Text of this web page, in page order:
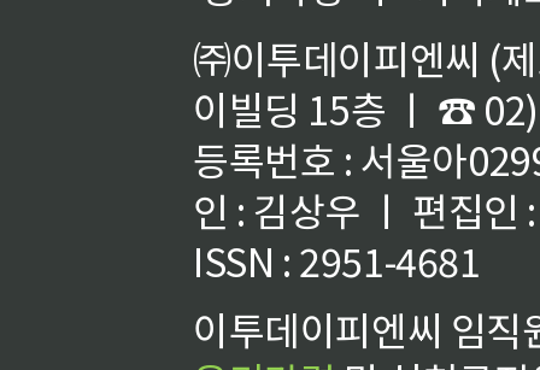
㈜이투데이피엔씨 (
이빌딩 15층 ㅣ ☎
등록번호 : 서울아
인 : 김상우 ㅣ 편집인
ISSN : 2951-4681
이투데이피엔씨 임